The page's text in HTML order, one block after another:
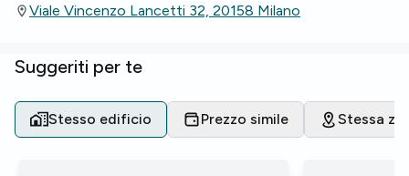
Viale Vincenzo Lancetti 32, 20158 Milano
Suggeriti per te
Stesso edificio Prezzo simile Stessa